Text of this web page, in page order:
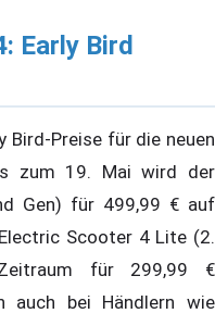
Early Bird
Bird-Preise für die neuen
zum 19. Mai wird der
Gen) für 499,99 € auf
Scooter 4 Lite (2.
für 299,99 €
auch bei Händlern wie